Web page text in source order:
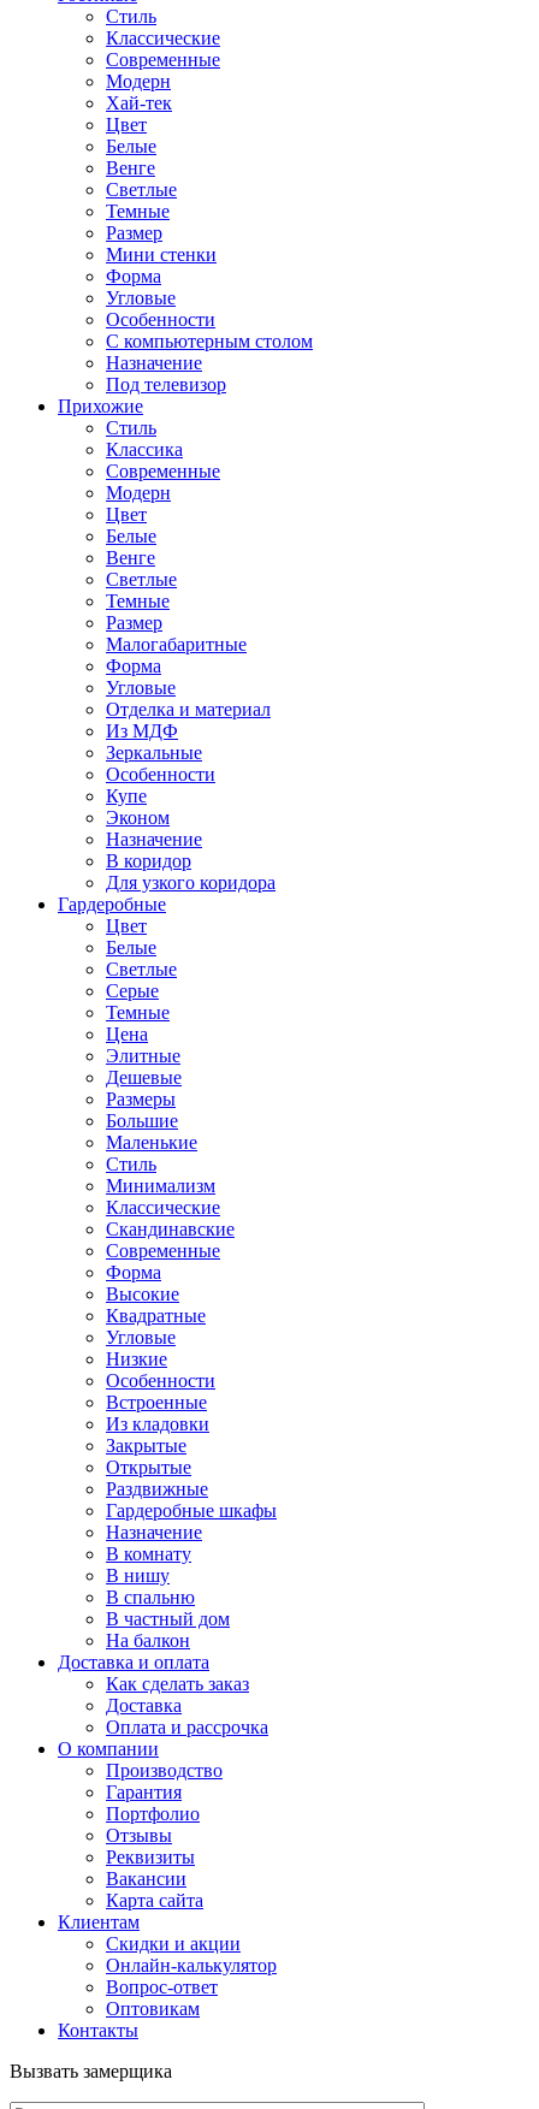
Стиль
Классические
Современные
Модерн
Хай-тек
Цвет
Белые
Венге
Светлые
Темные
Размер
Мини стенки
Форма
Угловые
Особенности
С компьютерным столом
Назначение
Под телевизор
Прихожие
Стиль
Классика
Современные
Модерн
Цвет
Белые
Венге
Светлые
Темные
Размер
Малогабаритные
Форма
Угловые
Отделка и материал
Из МДФ
Зеркальные
Особенности
Купе
Эконом
Назначение
В коридор
Для узкого коридора
Гардеробные
Цвет
Белые
Светлые
Серые
Темные
Цена
Элитные
Дешевые
Размеры
Большие
Маленькие
Стиль
Минимализм
Классические
Скандинавские
Современные
Форма
Высокие
Квадратные
Угловые
Низкие
Особенности
Встроенные
Из кладовки
Закрытые
Открытые
Раздвижные
Гардеробные шкафы
Назначение
В комнату
В нишу
В спальню
В частный дом
На балкон
Доставка и оплата
Как сделать заказ
Доставка
Оплата и рассрочка
О компании
Производство
Гарантия
Портфолио
Отзывы
Реквизиты
Вакансии
Карта сайта
Клиентам
Скидки и акции
Онлайн-калькулятор
Вопрос-ответ
Оптовикам
Контакты
Вызвать замерщика